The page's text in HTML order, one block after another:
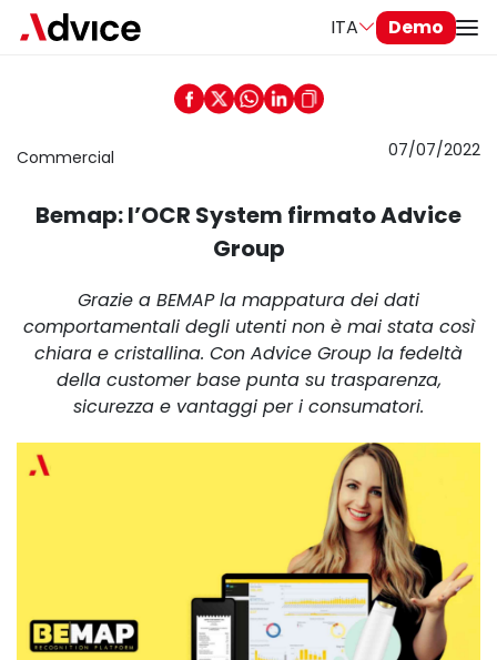
ITA Demo
Commercial 07/07/2022
Bemap: l’OCR System firmato Advice
Group
Grazie a BEMAP la mappatura dei dati
comportamentali degli utenti non è mai stata così
chiara e cristallina. Con Advice Group la fedeltà
della customer base punta su trasparenza,
sicurezza e vantaggi per i consumatori.